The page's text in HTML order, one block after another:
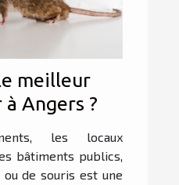
meilleur
Angers ?
les locaux
bâtiments publics,
de souris est une